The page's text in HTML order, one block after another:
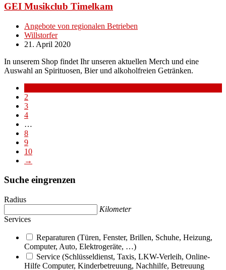
GEI Musikclub Timelkam
Angebote von regionalen Betrieben
Willstorfer
21. April 2020
In unserem Shop findet Ihr unseren aktuellen Merch und eine
Auswahl an Spirituosen, Bier und alkoholfreien Getränken.
2
3
4
…
8
9
10
→
Suche eingrenzen
Radius
Kilometer
Services
Reparaturen (Türen, Fenster, Brillen, Schuhe, Heizung,
Computer, Auto, Elektrogeräte, …)
Service (Schlüsseldienst, Taxis, LKW-Verleih, Online-
Hilfe Computer, Kinderbetreuung, Nachhilfe, Betreuung